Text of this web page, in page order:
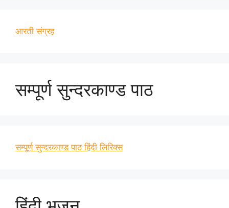
आरती संग्रह
सम्पूर्ण सुन्दरकाण्ड पाठ
सम्पूर्ण सुन्दरकाण्ड पाठ हिंदी लिरिक्स